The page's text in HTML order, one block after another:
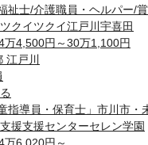
祉士/介護職員・ヘルパー/
クイツクイ江戸川宇喜田
万4,500円～30万1,100円
江戸川
童指導員・保育士」市川市
援支援センターセレン学園
万6,020円～